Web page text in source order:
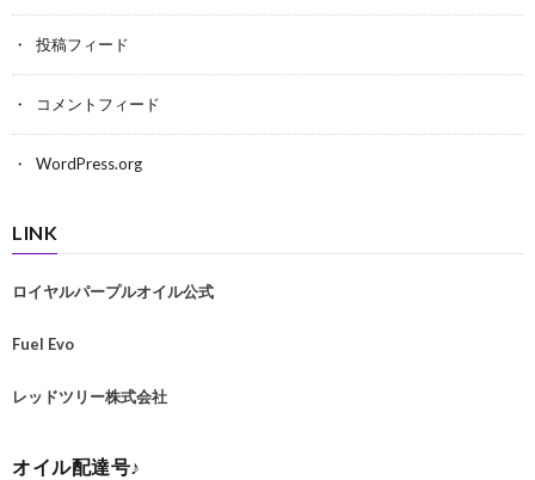
投稿フィード
コメントフィード
WordPress.org
LINK
ロイヤルパープルオイル公式
Fuel Evo
レッドツリー株式会社
オイル配達号♪